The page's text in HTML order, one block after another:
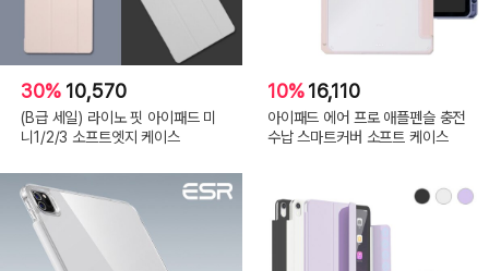
30% 10,570
(B급 세일) 라이노 핏 아이패드 미
니1/2/3 소프트엣지 케이스
10%16,110
아이패드 에어 프로 애플펜슬 충전
수납 스마트커버 소프트 케이스